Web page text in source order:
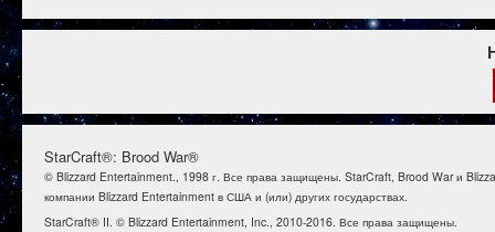
StarCraft®: Brood War®
© Blizzard Entertainment., 1998 г. Все права защищены. StarCraft, Brood War и
компании Blizzard Entertainment в США и (или) других государствах.
StarCraft® II. © Blizzard Entertainment, Inc., 2010-2016. Все права защищены.